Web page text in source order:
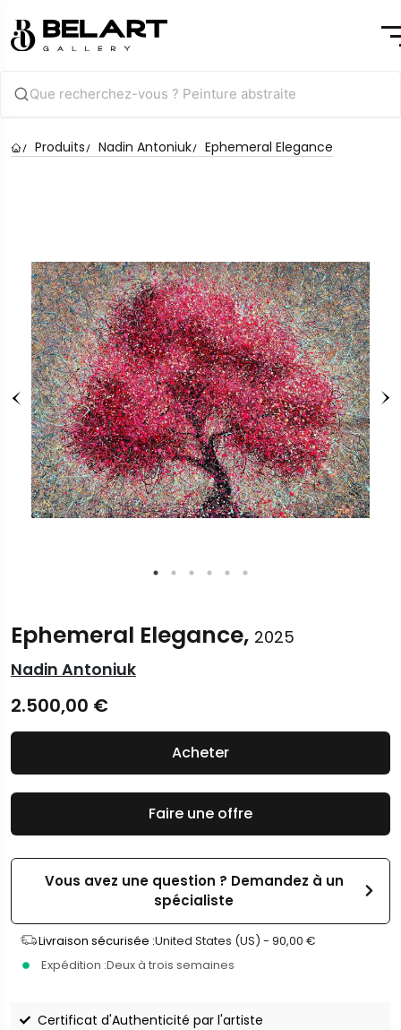
Produits Nadin Antoniuk Ephemeral Elegance
Ephemeral Elegance, 2025
Nadin Antoniuk
2.500,00 €
Faire une offre
Vous avez une question ? Demandez à un
spécialiste
Livraison sécurisée :United States (US) - 90,00 €
Expédition :Deux à trois semaines
Certificat d'Authenticité par l'artiste
Acheter